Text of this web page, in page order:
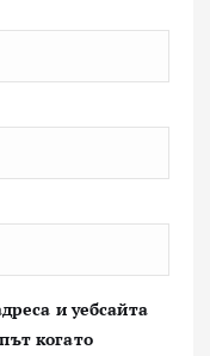
и уебсайта
когато